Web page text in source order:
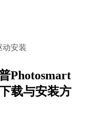
动安装
Photosmart
载与安装方